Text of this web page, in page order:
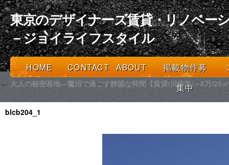
東京のデザイナーズ賃貸・リノベー
－ジョイライフスタイル
HOME CONTACT ABOUT
掲載物件募
集中
← 大人の秘密基地―鷺沼で過ごす静謐な時間【賃貸/川崎市/～8万/25
blcb204_1